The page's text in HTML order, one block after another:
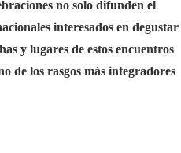
no solo difunden el
interesados en degustar
y lugares de estos encuentros
de los rasgos más integradores